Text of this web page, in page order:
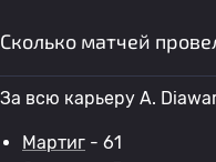
Сколько матчей
За всю карьеру A.
Мартиг - 61